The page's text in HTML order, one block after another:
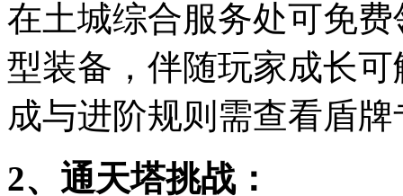
在土城综合服务处可免
型装备，伴随玩家成长
成与进阶规则需查看盾牌
2、通天塔挑战：